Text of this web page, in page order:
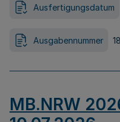
Ausfertigungsdatum
Ausgabennummer
MB.NRW